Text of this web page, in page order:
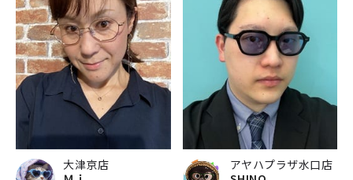
大津京店
アヤハプラザ水口店